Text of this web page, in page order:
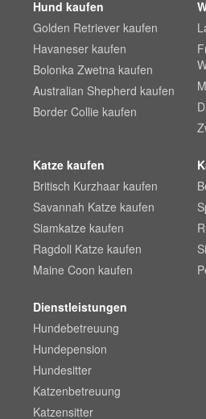
Hund kaufen
Golden Retriever kaufen
Havaneser kaufen
Bolonka Zwetna kaufen
Australian Shepherd kaufen
Border Collie kaufen
Katze kaufen
Britisch Kurzhaar kaufen
Savannah Katze kaufen
Siamkatze kaufen
Ragdoll Katze kaufen
Maine Coon kaufen
Dienstleistungen
Hundebetreuung
Hundepension
Hundesitter
Katzenbetreuung
Katzensitter